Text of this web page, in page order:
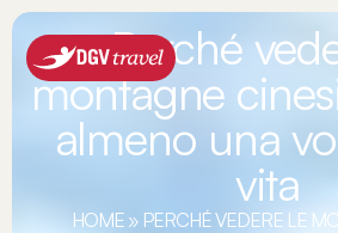
Perché
montagne
almeno una
vita
HOME» PERCHÉ VEDERE LE